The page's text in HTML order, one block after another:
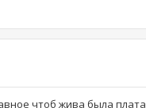
чтоб жива была плата